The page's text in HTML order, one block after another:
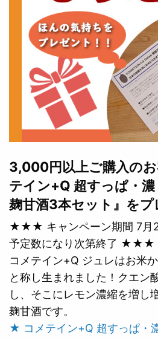
3,000円以上ご購入の
テイン+Q 超すっぱ・
麹甘酒3本セット』をプ
★★★ キャンペーン期間 7月
予定数になり次第終了 ★★★
コメテイン+Q ジュレはお米
と称し生まれました！クエン
し、そこにレモン濃縮を増し
麹甘酒です。
★ コメテイン+Q 超すっぱ・